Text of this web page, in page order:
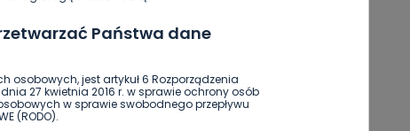
Państwa dane
jest artykuł 6 Rozporządzenia
27 kwietnia 2016 r. w sprawie ochrony osób
w sprawie swobodnego przepływu
(RODO).